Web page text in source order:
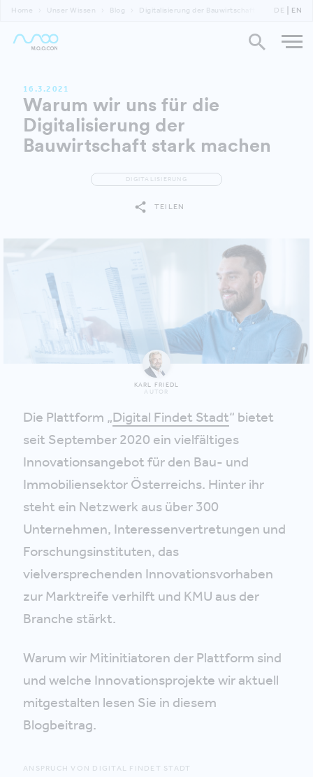
Home Unser Wissen Blog Digitalisierung der Bauwirtschaft DE EN
16.3.2021
Warum wir uns für die
Digitalisierung der
Bauwirtschaft stark machen
DIGITALISIERUNG
TEILEN
KARL FRIEDL
AUTOR
Die Plattform „Digital Findet Stadt“ bietet
seit September 2020 ein vielfältiges
Innovationsangebot für den Bau- und
Immobiliensektor Österreichs. Hinter ihr
steht ein Netzwerk aus über 300
Unternehmen, Interessenvertretungen und
Forschungsinstituten, das
vielversprechenden Innovationsvorhaben
zur Marktreife verhilft und KMU aus der
Branche stärkt.
Warum wir Mitinitiatoren der Plattform sind
und welche Innovationsprojekte wir aktuell
mitgestalten lesen Sie in diesem
Blogbeitrag.
ANSPRUCH VON DIGITAL FINDET STADT